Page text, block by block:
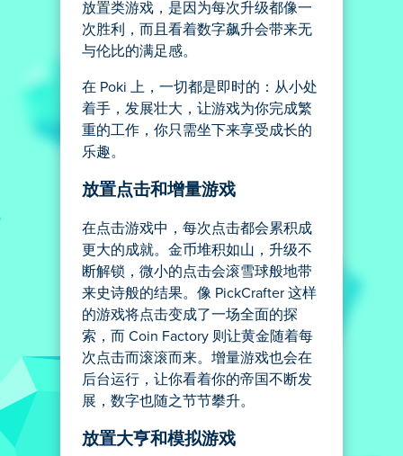
放置类游戏，是因为每次升级都像一
次胜利，而且看着数字飙升会带来无
与伦比的满足感。
在 Poki 上，一切都是即时的：从小处
着手，发展壮大，让游戏为你完成繁
重的工作，你只需坐下来享受成长的
乐趣。
放置点击和增量游戏
在点击游戏中，每次点击都会累积成
更大的成就。金币堆积如山，升级不
断解锁，微小的点击会滚雪球般地带
来史诗般的结果。像 PickCrafter 这样
的游戏将点击变成了一场全面的探
索，而 Coin Factory 则让黄金随着每
次点击而滚滚而来。增量游戏也会在
后台运行，让你看着你的帝国不断发
展，数字也随之节节攀升。
放置大亨和模拟游戏